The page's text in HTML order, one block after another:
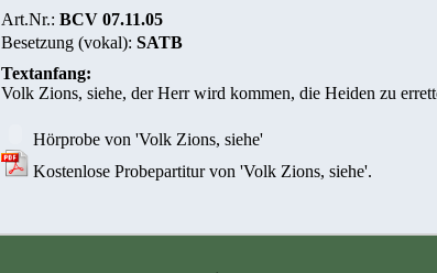
Art.Nr.: BCV 07.11.05
Besetzung (vokal): SATB
Textanfang:
Volk Zions, siehe, der Herr wird kommen, die Heiden zu
Hörprobe von 'Volk Zions, siehe'
Kostenlose Probepartitur von 'Volk Zions, siehe'.